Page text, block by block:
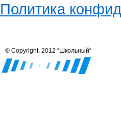
Политика
© Copyright. 2012 “Школьный”